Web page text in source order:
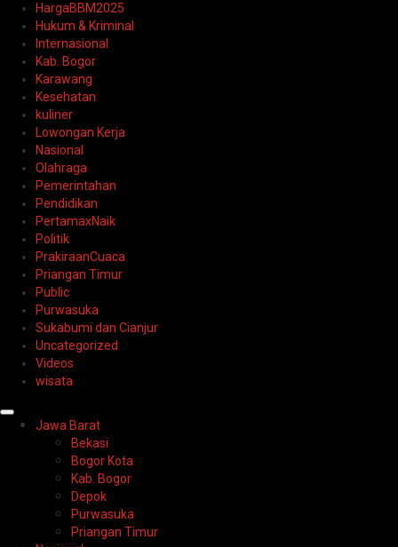
HargaBBM2025
Hukum & Kriminal
Internasional
Kab. Bogor
Karawang
Kesehatan
kuliner
Lowongan Kerja
Nasional
Olahraga
Pemerintahan
Pendidikan
PertamaxNaik
Politik
PrakiraanCuaca
Priangan Timur
Public
Purwasuka
Sukabumi dan Cianjur
Uncategorized
Videos
wisata
PrimaryJawa Barat
Bekasi
Bogor Kota
Kab. Bogor
Depok
Purwasuka
Priangan Timur